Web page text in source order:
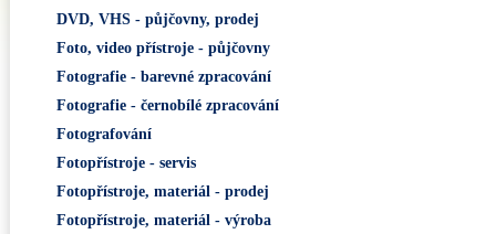
DVD, VHS - půjčovny, prodej
Foto, video přístroje - půjčovny
Fotografie - barevné zpracování
Fotografie - černobílé zpracování
Fotografování
Fotopřístroje - servis
Fotopřístroje, materiál - prodej
Fotopřístroje, materiál - výroba